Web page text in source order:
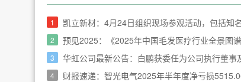
1 凯立新材：4月24日组织现场参观活动，包括知
2 预见2025：《2025年中国毛发医疗行业全景图
3 华虹公司最新公告：白鹏获委任为公司执行董事
4 财报速递：智光电气2025年半年度净亏损